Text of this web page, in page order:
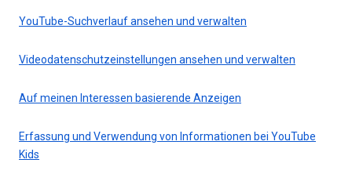
YouTube-Suchverlauf ansehen und verwalten
Videodatenschutzeinstellungen ansehen und verwalten
Auf meinen Interessen basierende Anzeigen
Erfassung und Verwendung von Informationen bei YouTube
Kids